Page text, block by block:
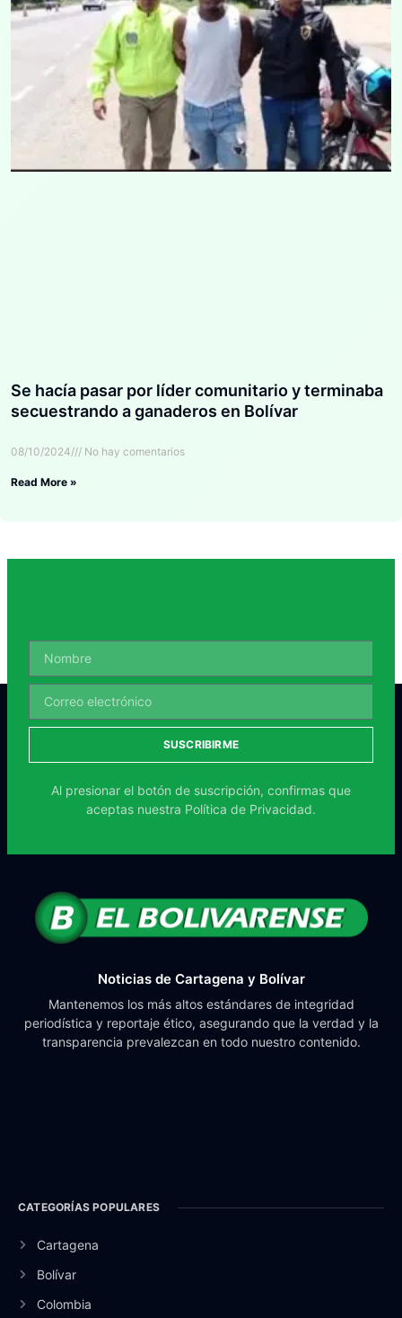
Se hacía pasar por líder comunitario y terminaba
secuestrando a ganaderos en Bolívar
08/10/2024 No hay comentarios
Read More »
SUSCRIBIRME
Al presionar el botón de suscripción, confirmas que
aceptas nuestra Política de Privacidad.
Noticias de Cartagena y Bolívar
Mantenemos los más altos estándares de integridad
periodística y reportaje ético, asegurando que la verdad y la
transparencia prevalezcan en todo nuestro contenido.
CATEGORÍAS POPULARES
Cartagena
Bolívar
Colombia